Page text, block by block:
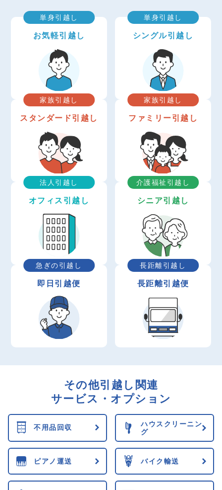
単身引越し
お気軽引越し
単身引越し
シングル引越し
家族引越し
スタンダード引越し
家族引越し
ファミリー引越し
法人引越し
オフィス引越し
介護福祉引越し
シニア引越し
急ぎの引越し
即日引越便
長距離引越し
長距離引越便
その他引越し関連
サービス・オプション
不用品回収
ハウスクリーニン
グ
ピアノ運送 バイク輸送